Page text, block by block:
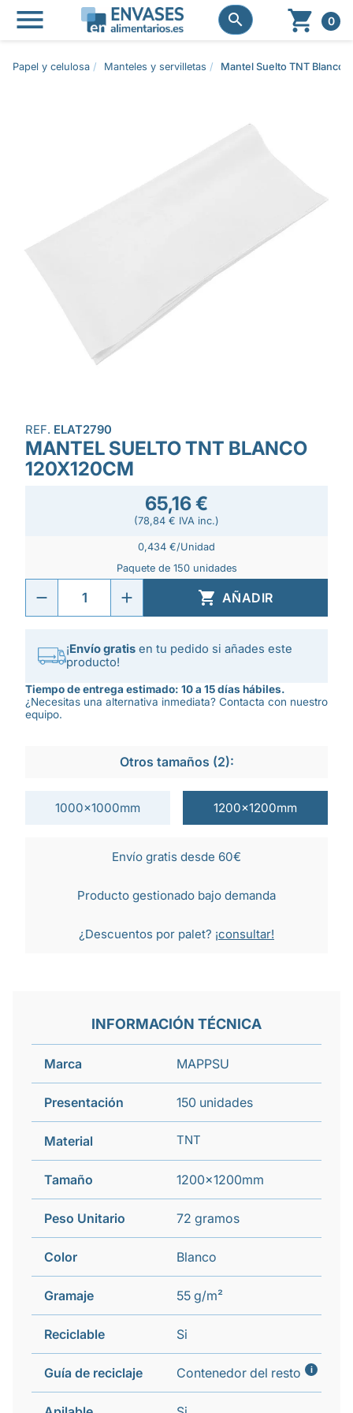
 
  0
Papel y celulosa Manteles y servilletas Mantel Suelto TNT Blanco
REF. ELAT2790
MANTEL SUELTO TNT BLANCO
120X120CM
65,16 €
(78,84 € IVA inc.)
0,434 €/Unidad
Paquete de 150 unidades
 AÑADIR
¡Envío gratis en tu pedido si añades este
producto!
Tiempo de entrega estimado: 10 a 15 días hábiles.
¿Necesitas una alternativa inmediata? Contacta con nuestro
equipo.
Otros tamaños (2):
1000x1000mm 1200x1200mm
Envío gratis desde 60€
Producto gestionado bajo demanda
¿Descuentos por palet? ¡consultar!
INFORMACIÓN TÉCNICA
Marca MAPPSU
Presentación 150 unidades
Material TNT
Tamaño 1200x1200mm
Peso Unitario 72 gramos
Color Blanco
Gramaje 55 g/m²
Reciclable Si
Guía de reciclaje Contenedor del resto i